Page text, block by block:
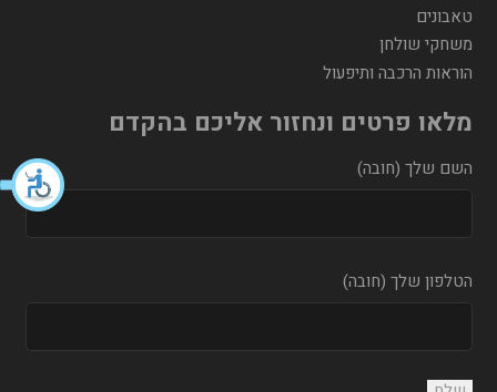
טאבונים
משחקי שולחן
הוראות הרכבה ותיפעול
מלאו פרטים ונחזור אליכם בהקדם
השם שלך (חובה)
הטלפון שלך (חובה)